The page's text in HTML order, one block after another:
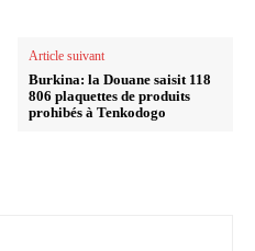
Article suivant
Burkina: la Douane saisit 118
806 plaquettes de produits
prohibés à Tenkodogo